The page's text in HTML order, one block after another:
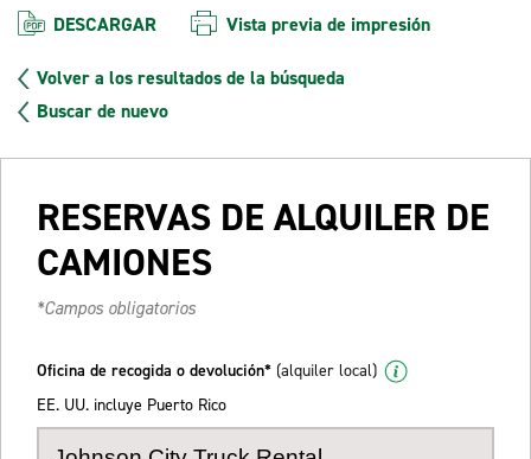
DESCARGAR Vista previa de impresión
Volver a los resultados de la búsqueda
Buscar de nuevo
RESERVAS DE ALQUILER DE
CAMIONES
*Campos obligatorios
Oficina de recogida o devolución* (alquiler local)
EE. UU. incluye Puerto Rico